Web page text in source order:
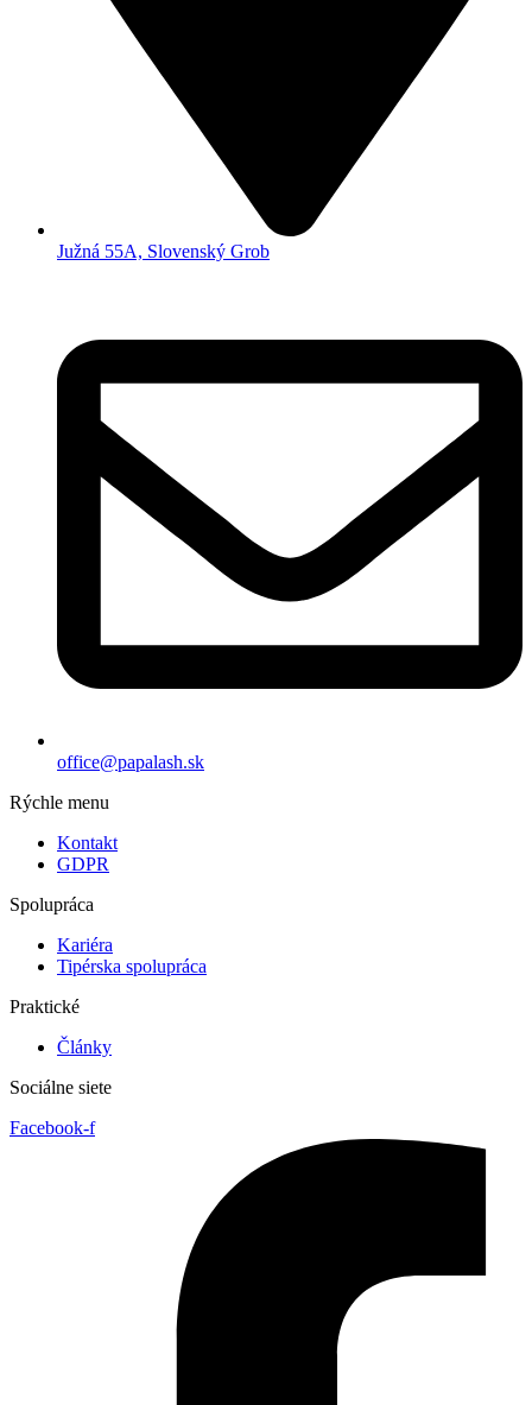
Južná 55A, Slovenský Grob
office@papalash.sk
Rýchle menu
Kontakt
GDPR
Spolupráca
Kariéra
Tipérska spolupráca
Praktické
Články
Sociálne siete
Facebook-f